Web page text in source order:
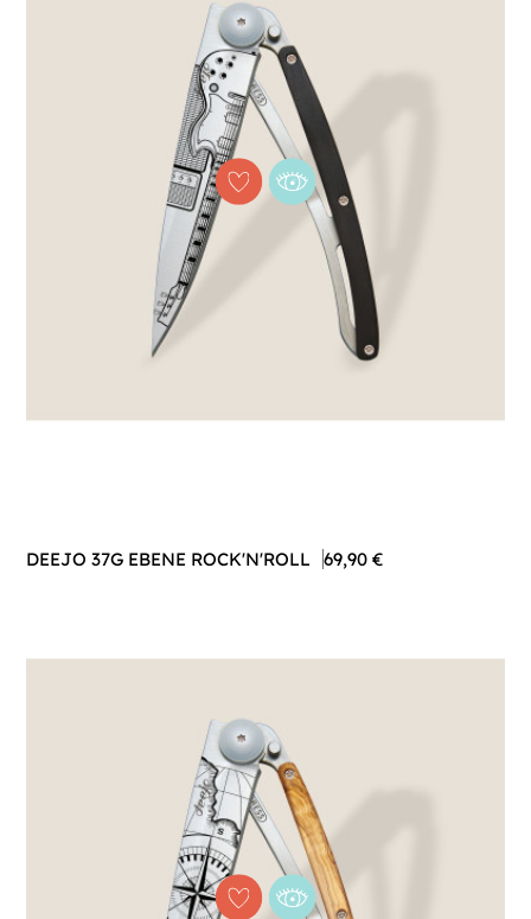
DEEJO 37G EBENE ROCK'N'ROLL 69,90 €